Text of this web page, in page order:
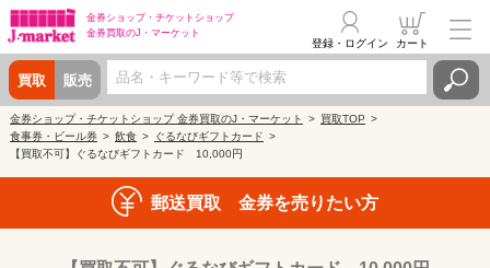
金券ショップ・ チケットショップ
金券買取のJ・マーケット
買取 販売
登録・ログイン カート
金券ショップ・チケットショップ 金券買取のJ・マーケット
買取TOP
食事券・ビール券
飲食
ぐるなびギフトカード
【買取不可】ぐるなびギフトカード 10,000円
郵送買取 金券を売りたい方